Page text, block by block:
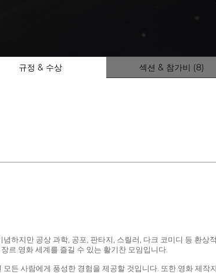
규정 & 수상 섹션 & 참가비 (8)
하지만 공상 과학, 공포, 판타지, 스릴러, 다크 코미디 등 환상
르 영화 세계를 즐길 수 있는 활기찬 모임입니다.
든 사람에게 풍성한 경험을 제공할 것입니다. 또한 영화 제작